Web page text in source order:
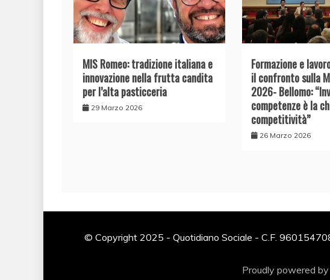
MIS Romeo: tradizione italiana e
innovazione nella frutta candita
per l’alta pasticceria
29 Marzo 2026
Formazione e
il confronto sulla
2026- Bellomo:
competenze è la
competitività”
26 Marzo 2026
© Copyright 2025 - Quotidiano Sociale - C.F.
Proudly powered